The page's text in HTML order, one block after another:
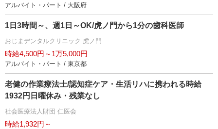
アルバイト・パート / 大阪府
1日3時間～、週1日～OK/虎ノ門から1分の歯科医師
おじまデンタルクリニック 虎ノ門
時給4,500円～1万5,000円
アルバイト・パート / 東京都
老健の作業療法士/認知症ケア・生活リハに携われる時給
1932円日曜休み・残業なし
社会医療法人財団 仁医会
時給1,932円～